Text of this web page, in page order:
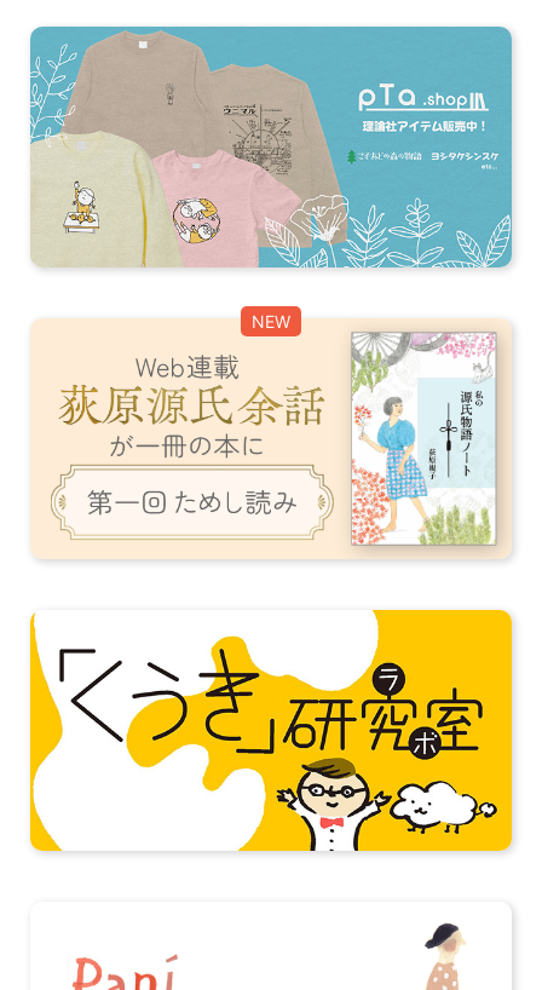
NEW